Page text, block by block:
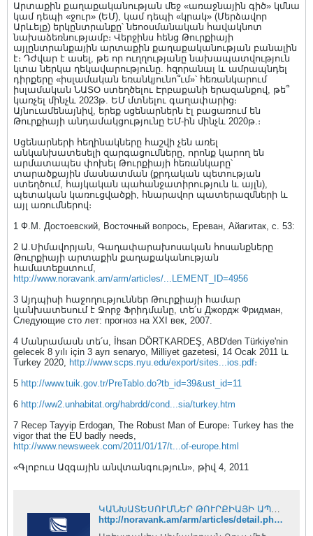
Արտաքին քաղաքականության մեջ «առաջնային գիծ» կմնա
կամ դեպի «ջուր» (ԵՄ), կամ դեպի «կրակ» (Մերձավոր
Արևելք) երկընտրանքը՝ նեոօսմանական հավակնոտ
նախաձեռնությամբ։ Վերջինս հենց Թուրքիայի
այլընտրանքային արտաքին քաղաքականության բանալին
է։ Դժվար է ասել, թե որ ուղղությանը նախապատվություն
կտա ներկա ղեկավարությունը. հզորանալ և ամրապնդել
դիրքերը «իսլամական եռանկյունո՞ւմ»՝ հեռանկարում
իսլամական ՆԱՏՕ ստեղծելու Էրբաքանի երազանքով, թե՞
կառչել մինչև 2023թ. ԵՄ մտնելու գաղափարից։
Այնուամենայնիվ, երեք սցենարներն էլ բացառում են
Թուրքիայի անդամակցությունը ԵՄ-ին մինչև 2020թ.։
Սցենարների հեղինակները հաշվի չեն առել
անկանխատեսելի զարգացումները, որոնք կարող են
արմատապես փոխել Թուրքիայի հեռանկարը՝
տարածքային մասնատման (քրդական պետության
ստեղծում, հայկական պահանջատիրություն և այլն),
պետական կառուցվածքի, հնարավոր պատերազմների և
այլ առումներով։
1 Ф.М. Достоевский, Восточный вопрось, Ереван, Айагитак, с. 53:
2 Ա.Սիմավորյան, Գաղափարախոսական հոսանքները
Թուրքիայի արտաքին քաղաքականության
համատեքստում,
http://www.noravank.am/arm/articles/...LEMENT_ID=4956
3 Այդպիսի հաջողություններ Թուրքիայի համար
կանխատեսում է Ջորջ Ֆրիդմանը, տե՛ս Джордж Фридман,
Следующие сто лет: прогноз на XXI век, 2007.
4 Մանրամասն տե՛ս, İhsan DÖRTKARDEŞ, ABD'den Türkiye'nin
gelecek 8 yılı için 3 ayrı senaryo, Milliyet gazetesi, 14 Ocak 2011 և
Turkey 2020, http://www.scps.nyu.edu/export/sites...ios.pdf։
5 http://www.tuik.gov.tr/PreTablo.do?tb_id=39&ust_id=11
6 http://ww2.unhabitat.org/habrdd/cond...sia/turkey.htm
7 Recep Tayyip Erdogan, The Robust Man of Europe։ Turkey has the
vigor that the EU badly needs,
http://www.newsweek.com/2011/01/17/t...of-europe.html
«Գլոբուս Ազգային անվտանգություն», թիվ 4, 2011
ԿԱՆԽԱՏԵՍՈՒՄՆԵՐ ԹՈՒՐՔԻԱՅԻ ԱՊԱԳԱՅԻ ՇՈՒՐՋ
http://noravank.am/arm/articles/detail.php?ELEMENT_ID=5986